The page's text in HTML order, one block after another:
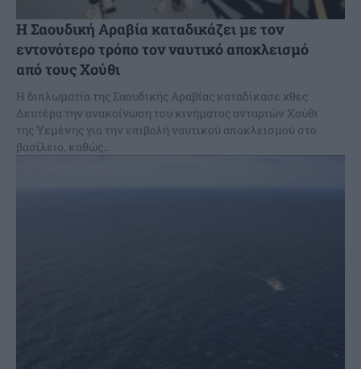
H Σαουδική Αραβία καταδικάζει με τον
εντονότερο τρόπο τον ναυτικό αποκλεισμό
από τους Χούθι
Η διπλωματία της Σαουδικής Αραβίας καταδίκασε χθες
Δευτέρα την ανακοίνωση του κινήματος ανταρτών Χούθι
της Υεμένης για την επιβολή ναυτικού αποκλεισμού στο
βασίλειο, καθώς...